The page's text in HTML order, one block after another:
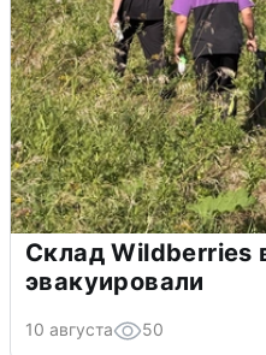
Склад Wildberries
эвакуировали
10 августа 50